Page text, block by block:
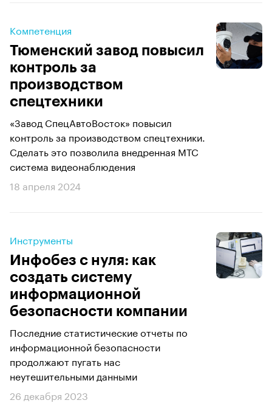
Компетенция
Тюменский завод повысил
контроль за
производством
спецтехники
«Завод СпецАвтоВосток» повысил
контроль за производством спецтехники.
Сделать это позволила внедренная МТС
система видеонаблюдения
18 апреля 2024
Инструменты
Инфобез с нуля: как
создать систему
информационной
безопасности компании
Последние статистические отчеты по
информационной безопасности
продолжают пугать нас
неутешительными данными
26 декабря 2023